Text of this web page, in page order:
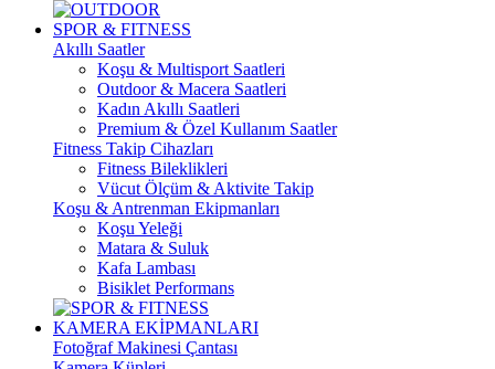
SPOR & FITNESS
Akıllı Saatler
Koşu & Multisport Saatleri
Outdoor & Macera Saatleri
Kadın Akıllı Saatleri
Premium & Özel Kullanım Saatler
Fitness Takip Cihazları
Fitness Bileklikleri
Vücut Ölçüm & Aktivite Takip
Koşu & Antrenman Ekipmanları
Koşu Yeleği
Matara & Suluk
Kafa Lambası
Bisiklet Performans
KAMERA EKİPMANLARI
Fotoğraf Makinesi Çantası